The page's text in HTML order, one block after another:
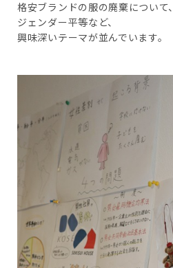
格安ブランドの服の廃棄について、
ジェンダー平等など、
興味深いテーマが並んでいます。